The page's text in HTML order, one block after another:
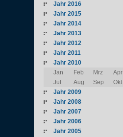
Jahr 2016
Jahr 2015
Jahr 2014
Jahr 2013
Jahr 2012
Jahr 2011
Jahr 2010
Jan
Feb Mrz Apr
Jul
Aug Sep Okt
Jahr 2009
Jahr 2008
Jahr 2007
Jahr 2006
Jahr 2005